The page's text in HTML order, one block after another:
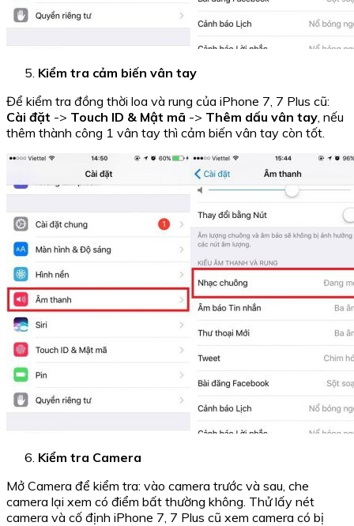
Kiểm tra cảm biến vân tay
Để kiểm tra đồng thời loa và rung của iPhone 7, 7 Plus cũ:
Cài đặt -> Touch ID & Mật mã -> Thêm dấu vân tay, nếu
thêm thành công 1 vân tay thì cảm biến vân tay còn tốt.
Kiểm tra Camera
Mở Camera để kiểm tra: vào camera trước và sau, che
camera lại xem có điểm bất thường không. Thử lấy nét
camera và cố định iPhone 7, 7 Plus cũ xem camera có bị